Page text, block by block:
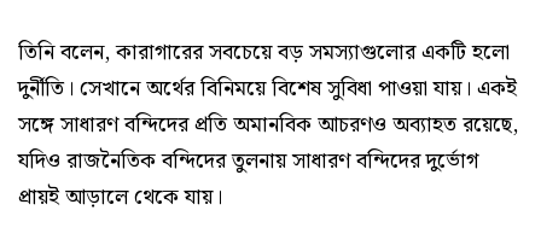
তিনি বলেন, কারাগারের সবচেয়ে বড় সমস্যাগুলোর একটি হলো
দুর্নীতি। সেখানে অর্থের বিনিময়ে বিশেষ সুবিধা পাওয়া যায়। একই
সঙ্গে সাধারণ বন্দিদের প্রতি অমানবিক আচরণও অব্যাহত রয়েছে,
যদিও রাজনৈতিক বন্দিদের তুলনায় সাধারণ বন্দিদের দুর্ভোগ
প্রায়ই আড়ালে থেকে যায়।